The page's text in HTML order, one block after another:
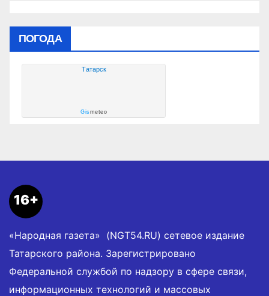
ПОГОДА
Татарск
Gismeteo
16+
«Народная газета» (NGT54.RU) сетевое издание
Татарского района. Зарегистрировано
Федеральной службой по надзору в сфере связи,
информационных технологий и массовых